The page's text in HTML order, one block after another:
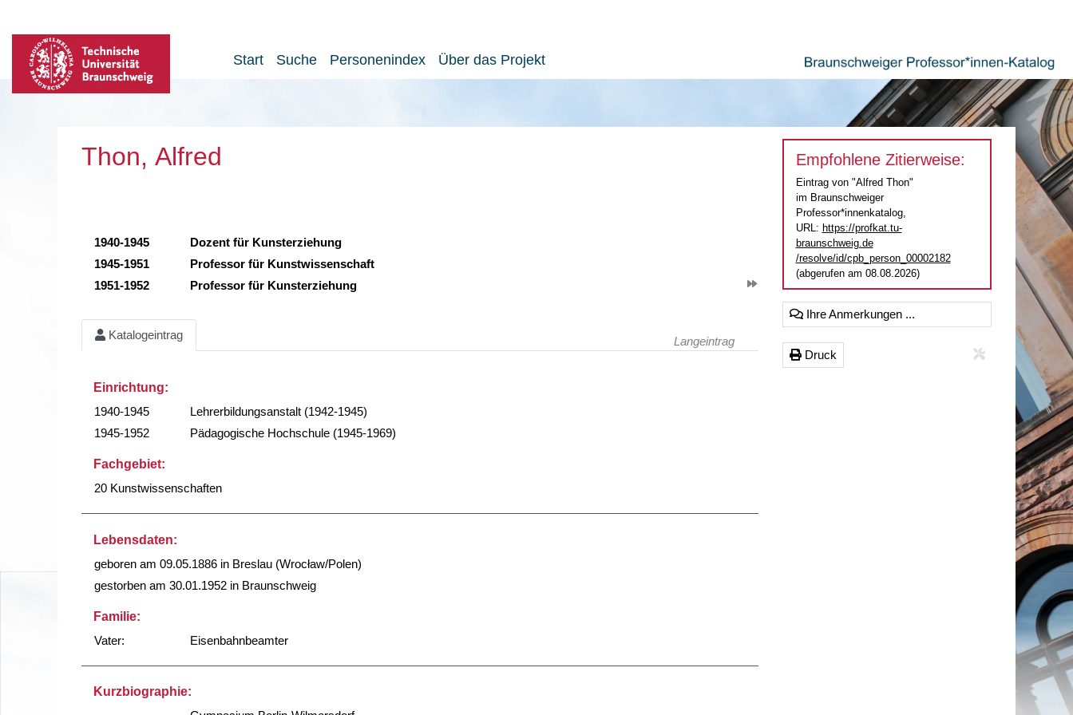
Start Suche Personenindex Über das Projekt
Thon, Alfred
1940-1945
Dozent für Kunsterziehung
1945-1951
Professor für Kunstwissenschaft
1951-1952
Professor für Kunsterziehung
Katalogeintrag Langeintrag
Einrichtung:
1940-1945
Lehrerbildungsanstalt (1942-1945)
1945-1952
Pädagogische Hochschule (1945-1969)
Fachgebiet:
20 Kunstwissenschaften
Lebensdaten:
geboren am 09.05.1886 in Breslau (Wrocław/Polen)
gestorben am 30.01.1952 in Braunschweig
Familie:
Vater:
Eisenbahnbeamter
Kurzbiographie:
Empfohlene Zitierweise:
Eintrag von "Alfred Thon"
im Braunschweiger
Professor*innenkatalog,
URL: https://profkat.tu-
braunschweig.de
/resolve/id/cpb_person_00002182
(abgerufen am 08.08.2026)
Ihre Anmerkungen ...
Druck